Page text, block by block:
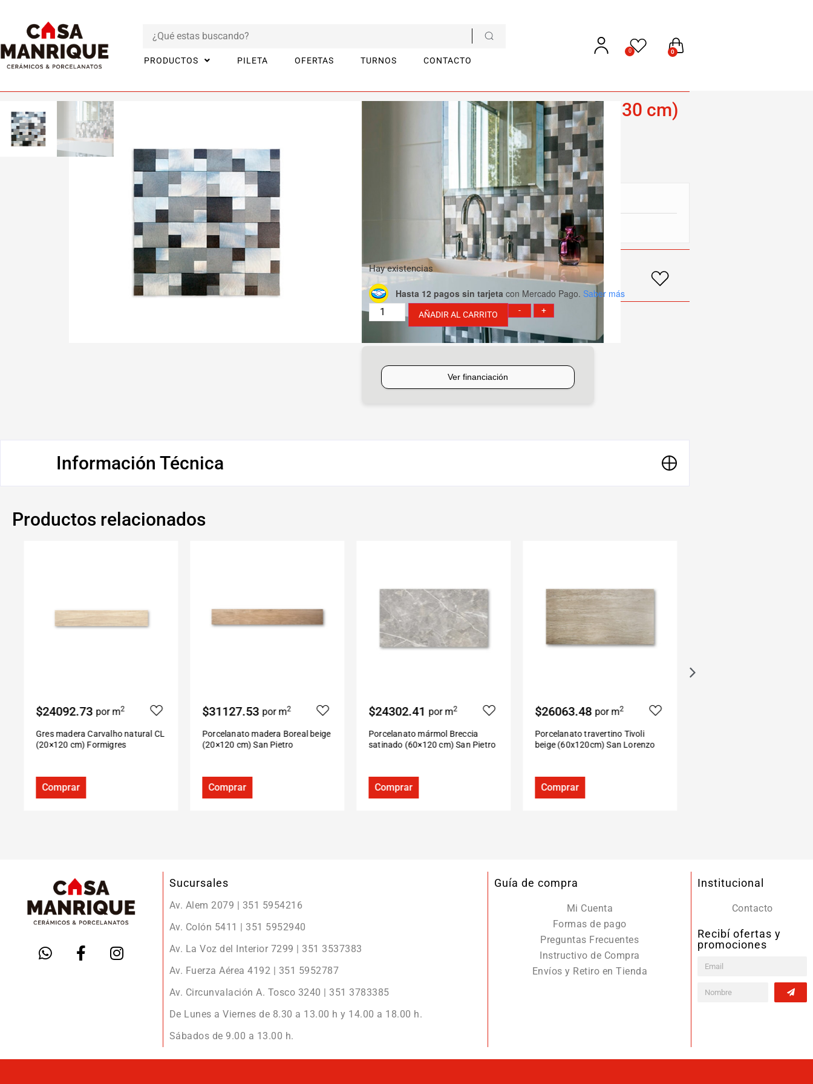
PRODUCTOS PILETA OFERTAS TURNOS CONTACTO
0 0
Malla Aluminio Sater Gray (30 x 30 cm)
Misiones – 6
0003717B
Guardas y Mallas,Guardas y Mallas
Hay existencias
Hasta 12 pagos sin tarjeta con Mercado Pago. Saber más
- +
AÑADIR AL CARRITO
Consultar Financiación y Medios de Pago
Información Técnica
Productos relacionados
$24092.73 por m2
Gres madera Carvalho natural CL
(20×120 cm) Formigres
Comprar
$31127.53 por m2
Porcelanato madera Boreal beige
(20×120 cm) San Pietro
Comprar
$24302.41 por m2
Porcelanato mármol Breccia
satinado (60×120 cm) San Pietro
Comprar
$26063.48 por m2
Porcelanato travertino Tivoli
beige (60x120cm) San Lorenzo
Comprar
Sucursales
Av. Alem 2079 | 351 5954216
Av. Colón 5411 | 351 5952940
Av. La Voz del Interior 7299 | 351 3537383
Av. Fuerza Aérea 4192 | 351 5952787
Av. Circunvalación A. Tosco 3240 | 351 3783385
De Lunes a Viernes de 8.30 a 13.00 h y 14.00 a 18.00 h.
Sábados de 9.00 a 13.00 h.
Guía de compra
Mi Cuenta
Formas de pago
Preguntas Frecuentes
Instructivo de Compra
Envíos y Retiro en Tienda
Institucional
Contacto
Recibí ofertas y
promociones